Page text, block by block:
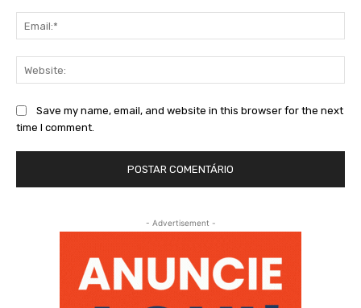
Save my name, email, and website in this browser for the next
time I comment.
- Advertisement -